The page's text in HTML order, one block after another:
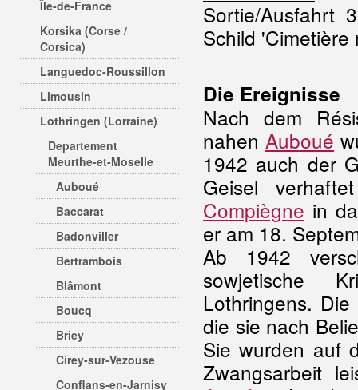
Île-de-France
Korsika (Corse /
Corsica)
Languedoc-Roussillon
Limousin
Lothringen (Lorraine)
Departement
Meurthe-et-Moselle
Auboué
Baccarat
Badonviller
Bertrambois
Blâmont
Boucq
Briey
Cirey-sur-Vezouse
Conflans-en-Jarnisy
Sortie/
Schild 'Cimetière
Die Ereignisse
Nach dem
nahen Auboué
1942 auch der
Geisel
Compiègne in
er am 18.
Ab 1942
sowjetische
Lothringens.
die sie nach
Sie wurden auf
Zwangsarbeit